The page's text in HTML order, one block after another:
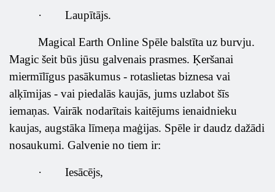
· Laupītājs.
Magical Earth Online Spēle balstīta uz burvju.
Magic šeit būs jūsu galvenais prasmes. Ķeršanai
miermīlīgus pasākumus - rotaslietas biznesa vai
alķīmijas - vai piedalās kaujās, jums uzlabot šīs
iemaņas. Vairāk nodarītais kaitējums ienaidnieku
kaujas, augstāka līmeņa maģijas. Spēle ir daudz dažādi
nosaukumi. Galvenie no tiem ir:
· Iesācējs,